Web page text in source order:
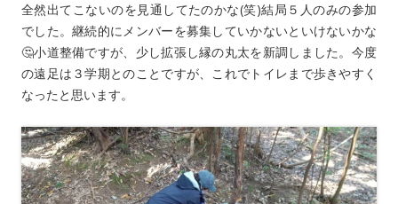
全然出てこないのを見通してたのかな(笑)結局５人のみの参加
でした。継続的にメンバーを募集していかないといけないかな
🤔小道整備ですが、少し拡張し縁の丸太を新調しました。今度
の遠足は３学期とのことですが、これでトイレまで歩きやすく
なったと思います。